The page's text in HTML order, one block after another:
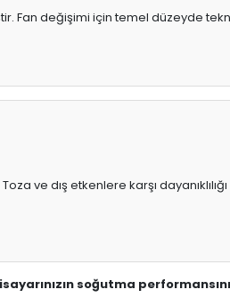
Fan değişimi için temel düzeyde
ve dış etkenlere karşı
soğutma